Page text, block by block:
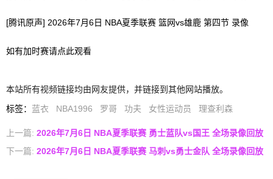
[腾讯原声] 2026年7月6日 NBA夏季联赛 篮网vs雄鹿 第四节 录像
如有加时赛请点此观看
本站所有视频链接均由网友提供，并链接到其他网站播放。
标签： 蓝衣 NBA1996 罗哥 功夫 女性运动员 理查利森
上一篇: 2026年7月6日 NBA夏季联赛 勇士蓝队vs国王 全场录像回放
下一篇: 2026年7月6日 NBA夏季联赛 马刺vs勇士金队 全场录像回放